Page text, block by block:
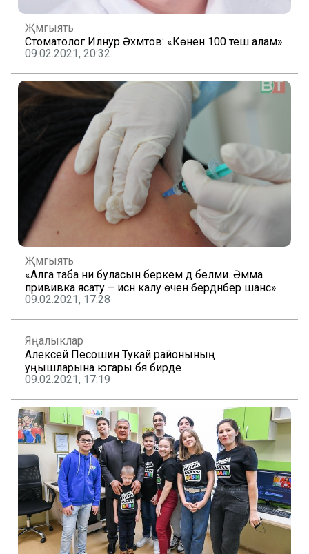
Җәмгыять
Стоматолог Илнур Әхмәтов: «Көненә 100 теш алам»
09.02.2021, 20:32
Җәмгыять
«Алга таба ни буласын беркем дә белми. Әмма
прививка ясату – исән калу өчен бердәнбер шанс»
09.02.2021, 17:28
Яңалыклар
Алексей Песошин Тукай районының
уңышларына югары бәя бирде
09.02.2021, 17:19